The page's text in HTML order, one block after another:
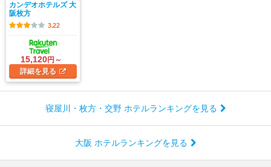
カンデオホテルズ 大
阪枚方
3.22
15,120円～
詳細を見る
寝屋川・枚方・交野 ホテルランキングを見る
大阪 ホテルランキングを見る